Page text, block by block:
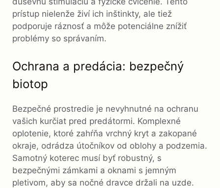
prístup nielenže živí ich inštinkty, ale tiež
podporuje ráznosť a môže potenciálne znížiť
problémy so správaním.
Ochrana a predácia: bezpečný
biotop
Bezpečné prostredie je nevyhnutné na ochranu
vašich kurčiat pred predátormi. Komplexné
oplotenie, ktoré zahŕňa vrchný kryt a zakopané
okraje, odrádza útočníkov od oblohy a podzemia.
Samotný koterec musí byť robustný, s
bezpečnými zámkami a oknami s jemným
pletivom, aby sa nočné dravce držali na uzde.